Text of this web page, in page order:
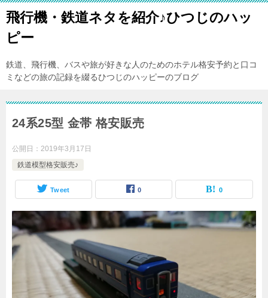
飛行機・鉄道ネタを紹介♪ひつじのハッ
ピー
鉄道、飛行機、バスや旅が好きな人のためのホテル格安予約と口コ
ミなどの旅の記録を綴るひつじのハッピーのブログ
24系25型 金帯 格安販売
公開日： 2019年3月17日
鉄道模型格安販売♪
Tweet 0 0